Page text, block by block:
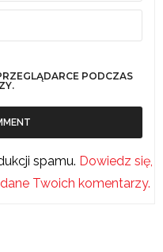
PODCZAS
spamu. Dowiedz się,
Twoich komentarzy.